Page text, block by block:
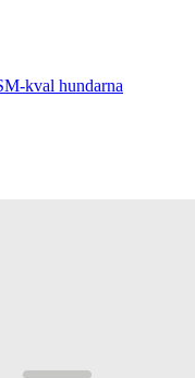
kval hundarna